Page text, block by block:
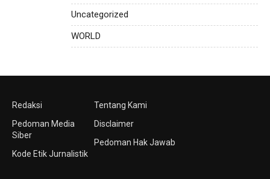
Uncategorized
WORLD
Redaksi
Pedoman Media
Siber
Kode Etik Jurnalistik
Tentang Kami
Disclaimer
Pedoman Hak Jawab